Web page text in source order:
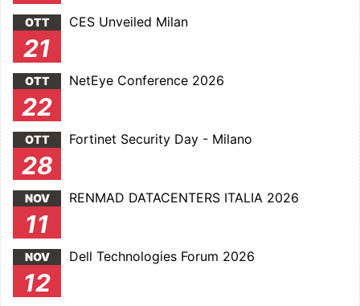
OTT
21
CES Unveiled Milan
OTT
22
NetEye Conference 2026
OTT
28
Fortinet Security Day - Milano
NOV
11
RENMAD DATACENTERS ITALIA 2026
NOV
12
Dell Technologies Forum 2026